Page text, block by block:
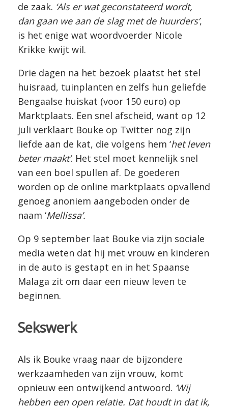
de zaak. ‘Als er wat geconstateerd wordt,
dan gaan we aan de slag met de huurders’,
is het enige wat woordvoerder Nicole
Krikke kwijt wil.
Drie dagen na het bezoek plaatst het stel
huisraad, tuinplanten en zelfs hun geliefde
Bengaalse huiskat (voor 150 euro) op
Marktplaats. Een snel afscheid, want op 12
juli verklaart Bouke op Twitter nog zijn
liefde aan de kat, die volgens hem ‘het leven
beter maakt’. Het stel moet kennelijk snel
van een boel spullen af. De goederen
worden op de online marktplaats opvallend
genoeg anoniem aangeboden onder de
naam ‘Mellissa’.
Op 9 september laat Bouke via zijn sociale
media weten dat hij met vrouw en kinderen
in de auto is gestapt en in het Spaanse
Malaga zit om daar een nieuw leven te
beginnen.
Sekswerk
Als ik Bouke vraag naar de bijzondere
werkzaamheden van zijn vrouw, komt
opnieuw een ontwijkend antwoord. ‘Wij
hebben een open relatie. Dat houdt in dat ik,